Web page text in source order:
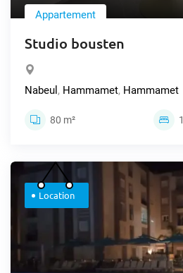
Appartement
Studio bousten
Nabeul , Hammamet, Hammamet
80 m² 1
Location